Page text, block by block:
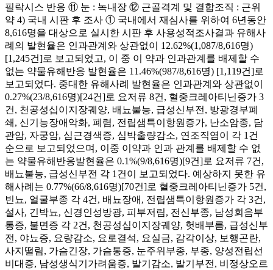
필락시스 반응 ⑪ 눈 : 녹내장 ⑫ 근골격계 및 결합조직 : 근위
약 4) 국내 시판 후 조사 ① 국내에서 재심사를 위하여 6년동안
8,616명을 대상으로 실시한 시판 후 사용성적조사결과 유해사
례의 발현율은 인과관계와 상관없이 12.62%(1,087/8,616명)
[1,245건]로 보고되었고, 이 중 이 약과 인과관계를 배제할 수
없는 약물유해반응 발현율은 11.46%(987/8,616명) [1,119건]로
보고되었다. 중대한 유해사례 발현율은 인과관계와 상관없이
0.27%(23/8,616명)[24건]로 요저류 8건, 혈중크레아티닌증가 3
건, 천공성십이지장궤양, 배뇨불능, 급성신부전, 방광경부폐
쇄, 신기능장애악화, 폐렴, 전립샘특이항원증가, 난소암종, 담
관암, 자궁암, 심근경색증, 심박출량감소, 연조직염이 각 1건
순으로 보고되었으며, 이중 이약과 인과 관계를 배제할 수 없
는 약물유해반응발현율은 0.1%(9/8,616명)[9건]로 요저류 7건,
배뇨불능, 급성신부전 각 1건이 보고되었다. 예상하지 못한 유
해사례는 0.77%(66/8,616명)[70건]로 혈중크레아티닌증가 5건,
빈뇨, 얼굴부종 각 4건, 배뇨장애, 전립샘특이항원증가 각 3건,
설사, 긴박뇨, 신경인성방광, 피부저림, 전신부종, 남성회음부
통증, 불면증 각 2건, 천공성십이지장궤양, 헛배부름, 급성신부
전, 야뇨증, 요량감소, 요로결석, 요실금, 감각이상, 보행곤란,
사지떨림, 가슴긴장, 가슴통증, 눈주위부종, 부종, 양성전립선
비대증, 남성생식기가려움증, 발기감소, 발기부전, 비정상오르